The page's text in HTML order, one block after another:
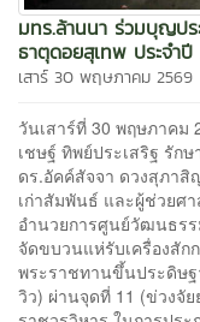
มทร.ล้านนา ร่วมบุญปร
ธาตุดอยสุเทพ ประจำปี
เสาร์ 30 พฤษภาคม 2569
วันเสาร์ที่ 30 พฤษภาคม
เชษฐ์ ทิพย์ประเสริฐ รัก
ดร.อัคค์สัจจา ดวงสุภาสิ
เก่าสัมพันธ์ และผู้ช่วยศ
อำนวยการศูนย์วัฒนธร
จัดขบวนแห่รับเครื่องสัก
พระราชทานขึ้นประดิษ
วิว) ผ่านจุดที่ 11 (ข่วงจั